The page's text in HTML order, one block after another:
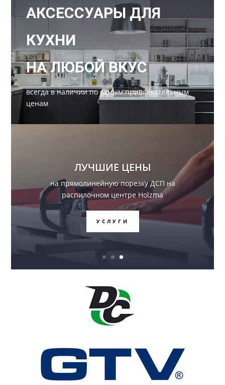
АКСЕССУАРЫ ДЛЯ
КУХНИ
НА ЛЮБОЙ ВКУС
всегда в наличии по самым привлекательным
ценам
ЛУЧШИЕ ЦЕНЫ
на прямолинейную порезку ДСП на
распилочном центре Holzma
УСЛУГИ